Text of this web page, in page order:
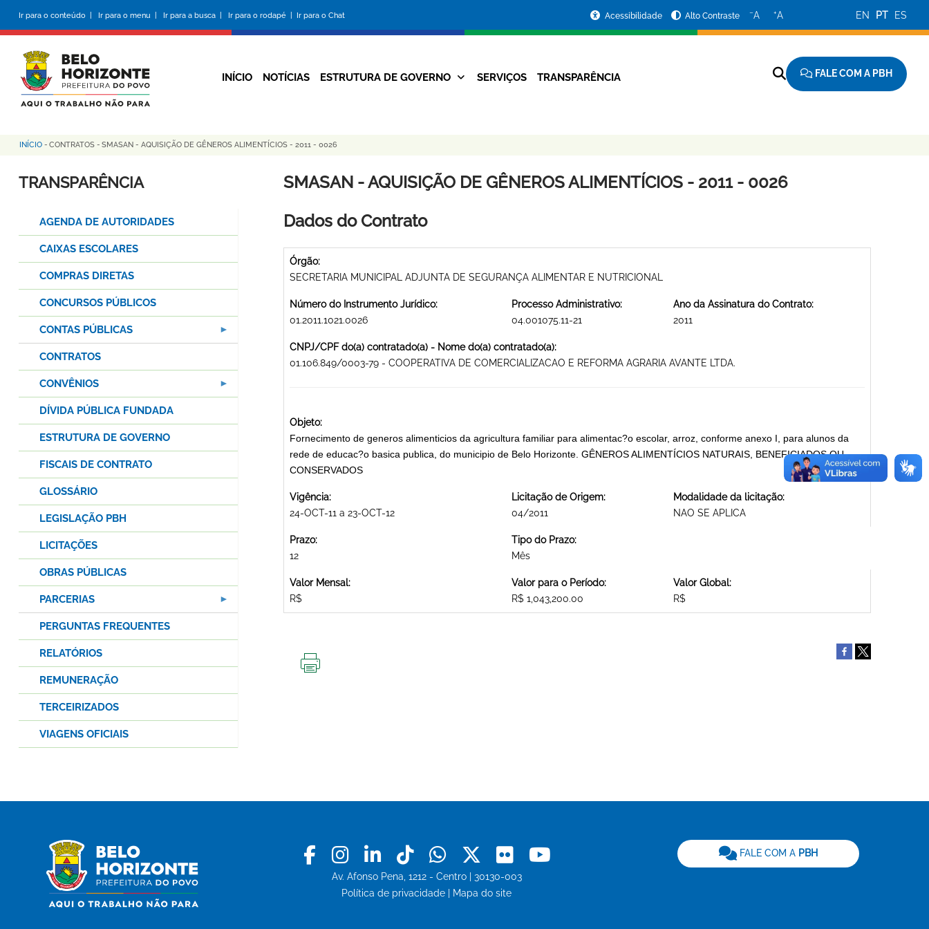
conteúdo
principal
Ir para o conteúdo | Ir para o menu | Ir para a busca | Ir para o rodapé | Ir para o Chat
da
Prefeitura
Acessibilidade Alto Contraste −A +A EN PT ES
Navegação
INÍCIO NOTÍCIAS ESTRUTURA DE GOVERNO SERVIÇOS TRANSPARÊNCIA FALE COM A PBH
Trilha
de
INÍCIO - CONTRATOS - SMASAN - AQUISIÇÃO DE GÊNEROS ALIMENTÍCIOS - 2011 - 0026
SMASAN - AQUISIÇÃO DE GÊNEROS ALIMENTÍCIOS - 2011 - 0026
Dados do Contrato
Órgão:
SECRETARIA MUNICIPAL ADJUNTA DE SEGURANÇA ALIMENTAR E NUTRICIONAL
Número do Instrumento Jurídico:
01.2011.1021.0026
Processo Administrativo:
04.001075.11-21
Ano da Assinatura do Contrato:
2011
CNPJ/CPF do(a) contratado(a) - Nome do(a) contratado(a):
01.106.849/0003-79 - COOPERATIVA DE COMERCIALIZACAO E REFORMA AGRARIA AVANTE LTDA.
Objeto:
Fornecimento de generos alimenticios da agricultura familiar para alimentac?o escolar, arroz, conforme anexo I, para alunos da
rede de educac?o basica publica, do municipio de Belo Horizonte. GÊNEROS ALIMENTÍCIOS NATURAIS, BENEFICIADOS OU
CONSERVADOS
Vigência:
24-OCT-11 a 23-OCT-12
Licitação de Origem:
04/2011
Modalidade da licitação:
NAO SE APLICA
Prazo:
12
Tipo do Prazo:
Mês
Valor Mensal:
R$
Valor para o Período:
R$ 1,043,200.00
Valor Global:
R$
TRANSPARÊNCIA
AGENDA DE AUTORIDADES
CAIXAS ESCOLARES
COMPRAS DIRETAS
CONCURSOS PÚBLICOS
CONTAS PÚBLICAS
CONTRATOS
CONVÊNIOS
DÍVIDA PÚBLICA FUNDADA
ESTRUTURA DE GOVERNO
FISCAIS DE CONTRATO
GLOSSÁRIO
LEGISLAÇÃO PBH
LICITAÇÕES
OBRAS PÚBLICAS
PARCERIAS
PERGUNTAS FREQUENTES
RELATÓRIOS
REMUNERAÇÃO
TERCEIRIZADOS
VIAGENS OFICIAIS
Facebook
Instagram
LinkedinTiktokWhatsapp
X Flickr
Av. Afonso Pena, 1212 - Centro | 30130-003
Política de privacidade
Mapa do site
FALE COM A PBH